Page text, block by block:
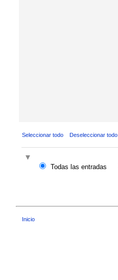
Seleccionar todo Deseleccionar todo
Todas las entradas
Inicio